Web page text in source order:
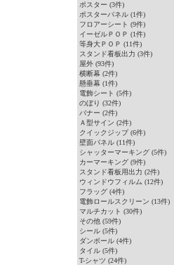
ポスター (3件)
ポスターパネル (1件)
フロアーシート (9件)
イーゼルＰＯＰ (1件)
等身大ＰＯＰ (11件)
スタンド看板出力 (3件)
屋外 (93件)
横断幕 (2件)
懸垂幕 (1件)
電飾シート (5件)
のぼり (32件)
バナー (2件)
Ａ型サイン (2件)
クイックジップ (6件)
壁面パネル (11件)
シャッターマーキング (5件)
カーマーキング (9件)
スタンド看板用出力 (2件)
ウィンドウフィルム (12件)
フラッグ (4件)
電飾ロールスクリーン (13件)
マルチカット (30件)
その他 (59件)
シール (5件)
ダンボール (4件)
タイル (5件)
T-シャツ (24件)